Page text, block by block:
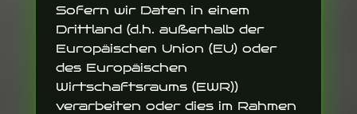
Sofern wir Daten in einem
Drittland (d.h. außerhalb der
Europäischen Union (EU) oder
des Europäischen
Wirtschaftsraums (EWR))
verarbeiten oder dies im Rahmen